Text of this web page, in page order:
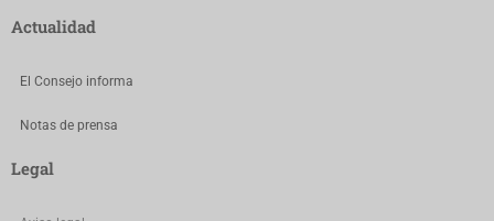
Actualidad
El Consejo informa
Notas de prensa
Legal